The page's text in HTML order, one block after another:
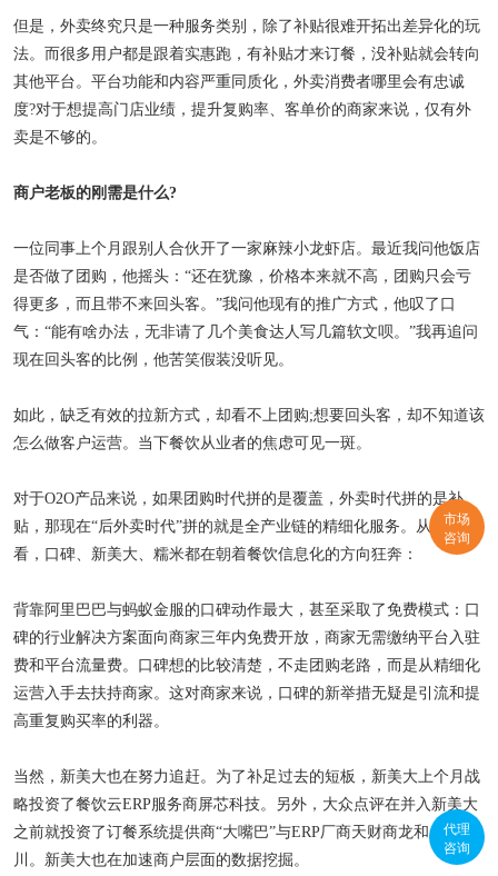
但是，外卖终究只是一种服务类别，除了补贴很难开拓出差异化的玩
法。而很多用户都是跟着实惠跑，有补贴才来订餐，没补贴就会转向
其他平台。平台功能和内容严重同质化，外卖消费者哪里会有忠诚
度?对于想提高门店业绩，提升复购率、客单价的商家来说，仅有外
卖是不够的。
商户老板的刚需是什么?
一位同事上个月跟别人合伙开了一家麻辣小龙虾店。最近我问他饭店
是否做了团购，他摇头：“还在犹豫，价格本来就不高，团购只会亏
得更多，而且带不来回头客。”我问他现有的推广方式，他叹了口
气：“能有啥办法，无非请了几个美食达人写几篇软文呗。”我再追问
现在回头客的比例，他苦笑假装没听见。
如此，缺乏有效的拉新方式，却看不上团购;想要回头客，却不知道该
怎么做客户运营。当下餐饮从业者的焦虑可见一斑。
对于O2O产品来说，如果团购时代拼的是覆盖，外卖时代拼的是补
贴，那现在“后外卖时代”拼的就是全产业链的精细化服务。从动作上
看，口碑、新美大、糯米都在朝着餐饮信息化的方向狂奔：
背靠阿里巴巴与蚂蚁金服的口碑动作最大，甚至采取了免费模式：口
碑的行业解决方案面向商家三年内免费开放，商家无需缴纳平台入驻
费和平台流量费。口碑想的比较清楚，不走团购老路，而是从精细化
运营入手去扶持商家。这对商家来说，口碑的新举措无疑是引流和提
高重复购买率的利器。
当然，新美大也在努力追赶。为了补足过去的短板，新美大上个月战
略投资了餐饮云ERP服务商屏芯科技。另外，大众点评在并入新美大
之前就投资了订餐系统提供商“大嘴巴”与ERP厂商天财商龙和上海石
川。新美大也在加速商户层面的数据挖掘。
市场
咨询
代理
咨询